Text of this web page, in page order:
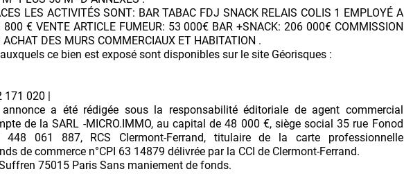
LES ACTIVITÉS SONT: BAR TABAC FDJ SNACK RELAIS COLIS 1 EMPLOYÉ A
800 € VENTE ARTICLE FUMEUR: 53 000€ BAR +SNACK: 206 000€ COMMISSION
DES MURS COMMERCIAUX ET HABITATION .
ce bien est exposé sont disponibles sur le site Géorisques :
171 020 |
a été rédigée sous la responsabilité éditoriale de agent commercial
de la SARL -MICRO.IMMO, au capital de 48 000 €, siège social 35 rue Fonod
448 061 887, RCS Clermont-Ferrand, titulaire de la carte professionnelle
de commerce n°CPI 63 14879 délivrée par la CCI de Clermont-Ferrand.
75015 Paris Sans maniement de fonds.